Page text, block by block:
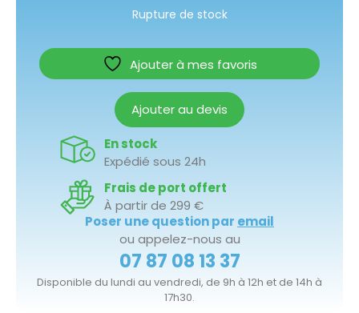
Rupture de stock
Ajouter à mes favoris
Ajouter au devis
En stock
Expédié sous 24h
Frais de port offert
À partir de 299 €
Poser une question par email
ou appelez-nous au
07 87 08 13 37
Disponible du lundi au vendredi, de 9h à 12h et de 14h à
17h30.